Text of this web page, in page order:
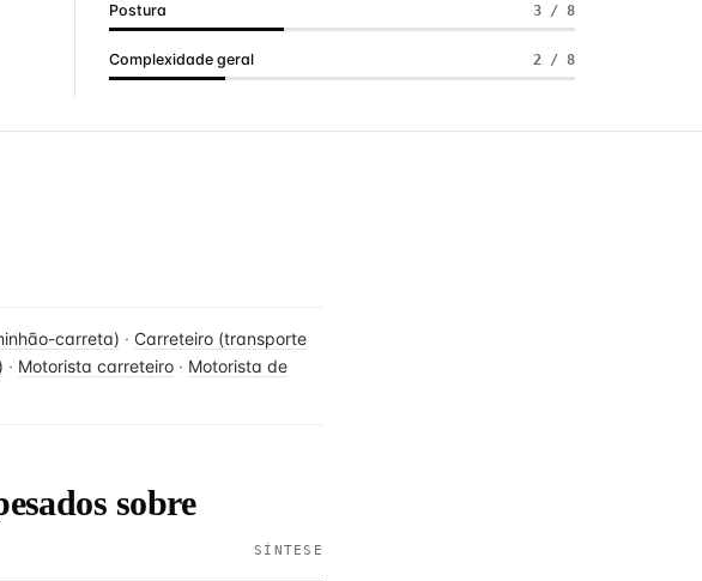
Postura 3 / 8
Complexidade geral 2 / 8
carreta) · Carreteiro (transporte
· Motorista carreteiro · Motorista de
sobre
SÍNTESE